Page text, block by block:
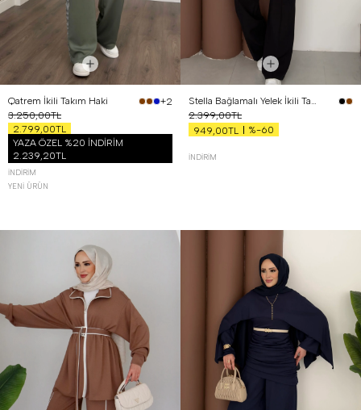
Qatrem İkili Takım Haki
+2
3.250,00TL
2.799,00TL
YAZA ÖZEL %20 İNDİRİM
2.239,20TL
İNDIRIM
YENI ÜRÜN
Stella Bağlamalı Yelek İkili Takım Siyah
2.399,00TL
949,00TL
%-60
İNDIRIM